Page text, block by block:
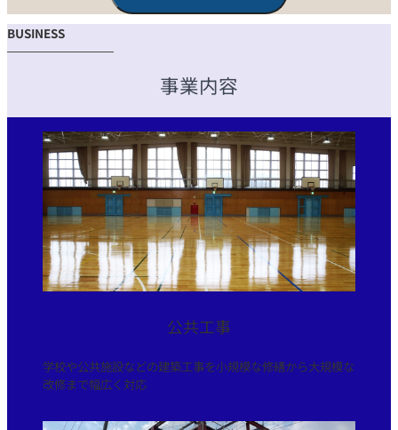
BUSINESS
事業内容
公共工事
学校や公共施設などの建築工事を小規模な修繕から大規模な
改修まで幅広く対応